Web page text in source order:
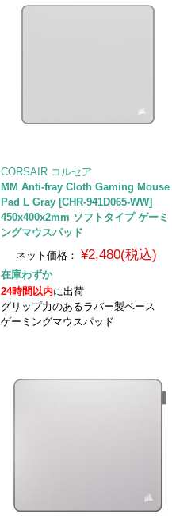
CORSAIR コルセア
MM Anti-fray Cloth Gaming Mouse
Pad L Gray [CHR-941D065-WW]
450x400x2mm ソフトタイプ ゲーミ
ングマウスパッド
ネット価格： ¥2,480(税込)
在庫わずか
24時間以内に出荷
グリップ力のあるラバー製ベース
ゲーミングマウスパッド